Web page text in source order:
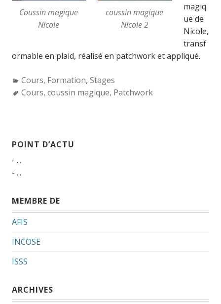
Coussin magique
Nicole
coussin magique
Nicole 2
magiq
ue de
Nicole,
transf
ormable en plaid, réalisé en patchwork et appliqué.
Categories:
Cours, Formation, Stages
Tags:
Cours, coussin magique, Patchwork
POINT D’ACTU
- ...
- ...
MEMBRE DE
AFIS
INCOSE
ISSS
ARCHIVES